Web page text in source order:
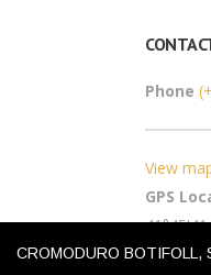
Phone
View
GPS
CROMODURO